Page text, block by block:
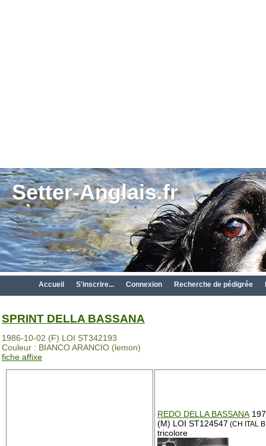
Setter-Anglais.fr
Accueil S'inscrire... Connexion Recherche de pédigrée
SPRINT DELLA BASSANA
1986-10-02 (F) LOI ST342193
Couleur : BIANCO ARANCIO (lemon)
fiche affixe
REDO DELLA BASSANA
(M) LOI ST124547 (CH ITAL
tricolore